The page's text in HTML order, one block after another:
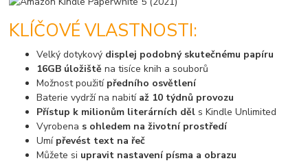
KLÍČOVÉ VLASTNOSTI:
Velký dotykový displej podobný skutečnému papíru
16GB úložiště na tisíce knih a souborů
Možnost použití předního osvětlení
Baterie vydrží na nabití až 10 týdnů provozu
Přístup k milionům literárních děl s Kindle Unlimited
Vyrobena s ohledem na životní prostředí
Umí převést text na řeč
Můžete si upravit nastavení písma a obrazu